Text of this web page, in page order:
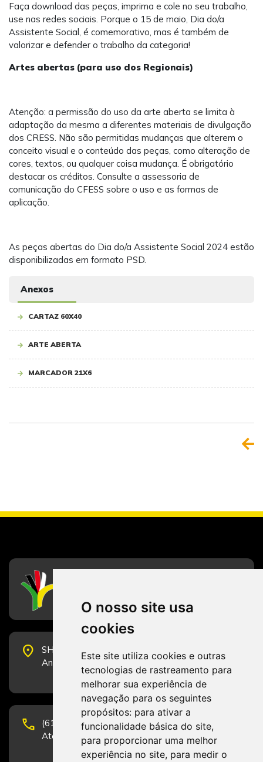
O nosso site usa
cookies
Este site utiliza cookies e outras
tecnologias de rastreamento para
melhorar sua experiência de
navegação para os seguintes
propósitos: para ativar a
funcionalidade básica do site,
para proporcionar uma melhor
experiência no site, para medir o
Faça download das peças, imprima e cole no seu trabalho,
use nas redes sociais. Porque o 15 de maio, Dia do/a
Assistente Social, é comemorativo, mas é também de
valorizar e defender o trabalho da categoria!
Artes abertas (para uso dos Regionais)
Atenção: a permissão do uso da arte aberta se limita à
adaptação da mesma a diferentes materiais de divulgação
dos CRESS. Não são permitidas mudanças que alterem o
conceito visual e o conteúdo das peças, como alteração de
cores, textos, ou qualquer coisa mudança. É obrigatório
destacar os créditos. Consulte a assessoria de
comunicação do CFESS sobre o uso e as formas de
aplicação.
As peças abertas do Dia do/a Assistente Social 2024 estão
disponibilizadas em formato PSD.
Anexos
CARTAZ 60X40
ARTE ABERTA
MARCADOR 21X6
place
SHS Quadra 6, Bloco E, Complexo Brasil 21, 20º
Andar, Sala 2001 - CEP 70322-915 - Brasília/DF
phone
(61) 3223-1652 e (61) 98131-3801.
Atendimento por telefone em horário comercial